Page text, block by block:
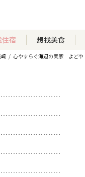
宿 想找美食
心やすらぐ海辺の実家 よどや
方案
網站